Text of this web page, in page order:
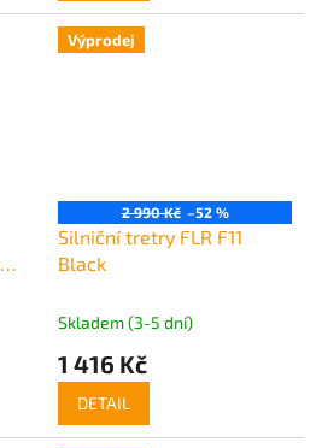
Výprodej
2 990 Kč –52 %
Silniční tretry FLR F11
Black
Skladem (3-5 dní)
1 416 Kč
DETAIL